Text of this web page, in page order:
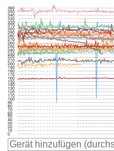
0
10
20
30
40
50
60
70
80
90
100
110
120
130
140
150
160
170
180
190
200
210
220
230
240
250
260
270
280
290
300
310
320
330
340
350
360